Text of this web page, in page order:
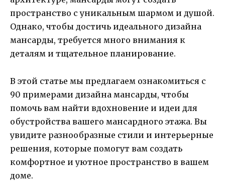
пространство с уникальным шармом и душой.
Однако, чтобы достичь идеального дизайна
мансарды, требуется много внимания к
деталям и тщательное планирование.
В этой статье мы предлагаем ознакомиться с
90 примерами дизайна мансарды, чтобы
помочь вам найти вдохновение и идеи для
обустройства вашего мансардного этажа. Вы
увидите разнообразные стили и интерьерные
решения, которые помогут вам создать
комфортное и уютное пространство в вашем
доме.